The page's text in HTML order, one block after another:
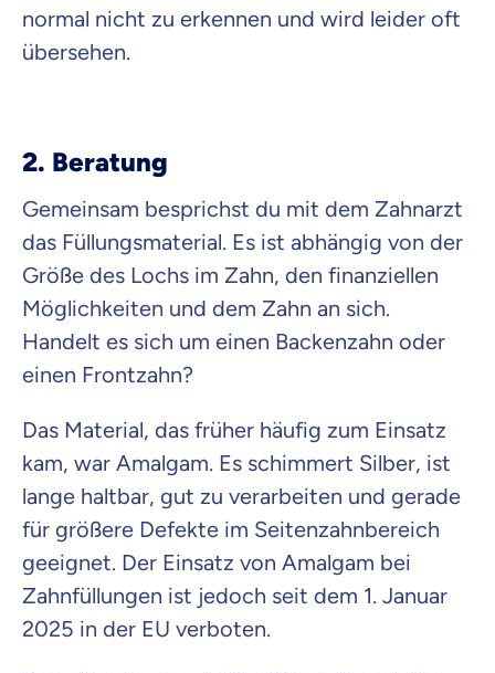
normal nicht zu erkennen und wird leider oft
übersehen.
2. Beratung
Gemeinsam besprichst du mit dem Zahnarzt
das Füllungsmaterial. Es ist abhängig von der
Größe des Lochs im Zahn, den finanziellen
Möglichkeiten und dem Zahn an sich.
Handelt es sich um einen Backenzahn oder
einen Frontzahn?
Das Material, das früher häufig zum Einsatz
kam, war Amalgam. Es schimmert Silber, ist
lange haltbar, gut zu verarbeiten und gerade
für größere Defekte im Seitenzahnbereich
geeignet. Der Einsatz von Amalgam bei
Zahnfüllungen ist jedoch seit dem 1. Januar
2025 in der EU verboten.